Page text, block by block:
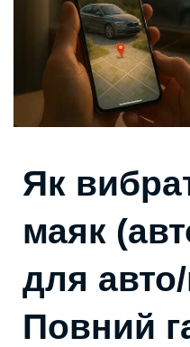
Як
маяк
для
Повний